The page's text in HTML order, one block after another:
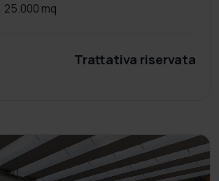
25.000 mq
Trattativa riservata